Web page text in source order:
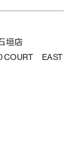
垣店
COURT EAST